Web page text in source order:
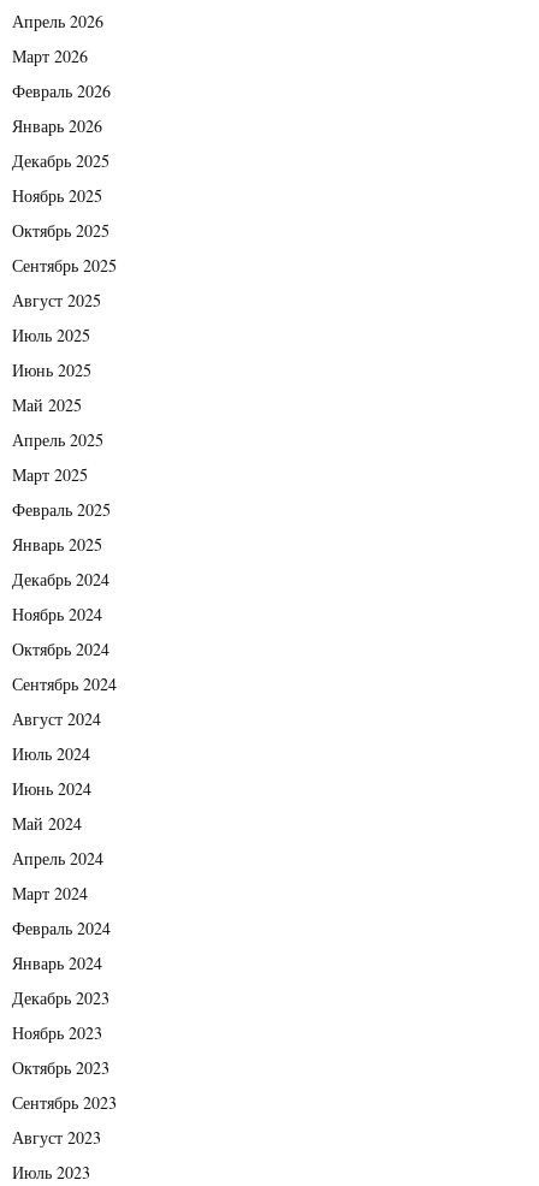
Апрель 2026
Март 2026
Февраль 2026
Январь 2026
Декабрь 2025
Ноябрь 2025
Октябрь 2025
Сентябрь 2025
Август 2025
Июль 2025
Июнь 2025
Май 2025
Апрель 2025
Март 2025
Февраль 2025
Январь 2025
Декабрь 2024
Ноябрь 2024
Октябрь 2024
Сентябрь 2024
Август 2024
Июль 2024
Июнь 2024
Май 2024
Апрель 2024
Март 2024
Февраль 2024
Январь 2024
Декабрь 2023
Ноябрь 2023
Октябрь 2023
Сентябрь 2023
Август 2023
Июль 2023